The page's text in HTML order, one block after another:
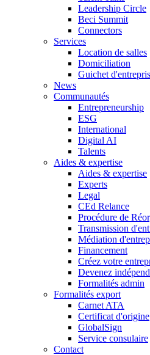
Leadership Circle
Beci Summit
Connectors
Services
Location de salles
Domiciliation
Guichet
News
Communautés
Entrepreneurship
ESG
International
Digital AI
Talents
Aides & expertise
Aides & expertise
Experts
Legal
CEd Relance
Procédure de
Transmission
Médiation
Financement
Créez votre
Devenez
Formalités admin
Formalités export
Carnet ATA
Certificat d'origine
GlobalSign
Service consulaire
Contact